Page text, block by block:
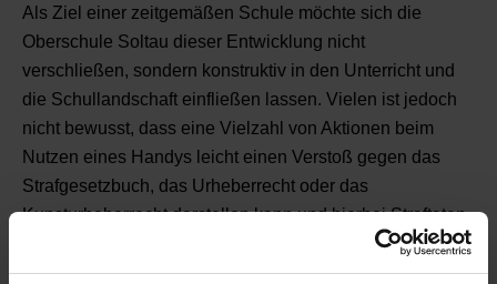
Als Ziel einer zeitgemäßen Schule möchte sich die
Oberschule Soltau dieser Entwicklung nicht
verschließen, sondern konstruktiv in den Unterricht und
die Schullandschaft einfließen lassen. Vielen ist jedoch
nicht bewusst, dass eine Vielzahl von Aktionen beim
Nutzen eines Handys leicht einen Verstoß gegen das
Strafgesetzbuch, das Urheberrecht oder das
Kunsturheberrecht darstellen kann und hierbei Straftaten
verübt werden können. Solche Verstöße können von der
Oberschule Soltau nicht toleriert werden. Oberstes Ziel ist